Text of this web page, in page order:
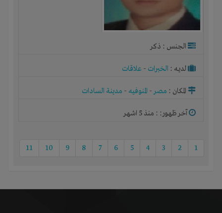
الجنس : ذكر
لديـه : الخبرات - علاقات
المكان : مصر- المنوفيه - مدينة السادات
آخر ظهور: : منذ 5 اشهر
1
2
3
4
5
6
7
8
9
10
11